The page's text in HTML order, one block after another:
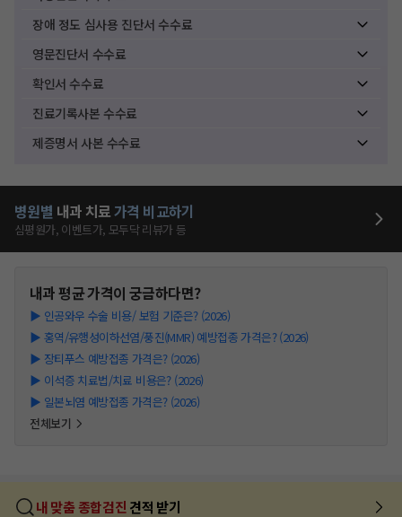
장애 정도 심사용 진단서 수수료
영문진단서 수수료
확인서 수수료
진료기록사본 수수료
제증명서 사본 수수료
병원별 내과 치료가격 비교하기
심평원가, 이벤트가, 모두닥 리뷰가 등
내과평균 가격이 궁금하다면?
▶ 인공와우 수술 비용/ 보험 기준은? (2026)
▶ 홍역/유행성이하선염/풍진(MMR) 예방접종 가격은? (2026)
▶ 장티푸스 예방접종 가격은? (2026)
▶ 이석증 치료법/치료 비용은? (2026)
▶ 일본뇌염 예방접종 가격은? (2026)
전체보기
내 맞춤 종합검진 견적 받기